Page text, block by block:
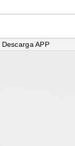
Descarga APP